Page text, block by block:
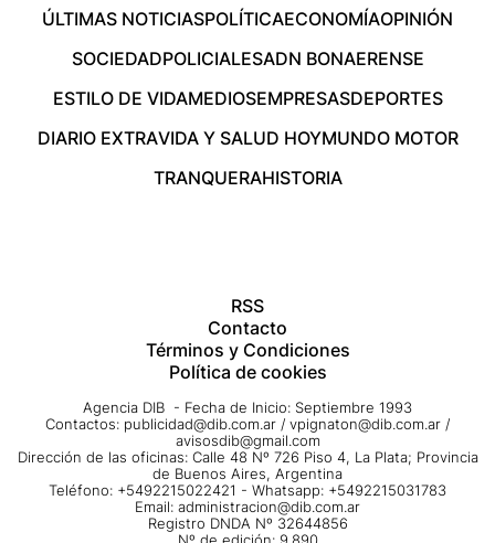
ÚLTIMAS NOTICIASPOLÍTICAECONOMÍAOPINIÓN
SOCIEDADPOLICIALESADN BONAERENSE
ESTILO DE VIDAMEDIOSEMPRESASDEPORTES
DIARIO EXTRAVIDA Y SALUD HOYMUNDO MOTOR
TRANQUERAHISTORIA
RSS
Contacto
Términos y Condiciones
Política de cookies
Agencia DIB - Fecha de Inicio: Septiembre 1993
Contactos: publicidad@dib.com.ar / vpignaton@dib.com.ar /
avisosdib@gmail.com
Dirección de las oficinas: Calle 48 Nº 726 Piso 4, La Plata; Provincia
de Buenos Aires, Argentina
Teléfono: +5492215022421 - Whatsapp: +5492215031783
Email: administracion@dib.com.ar
Registro DNDA Nº 32644856